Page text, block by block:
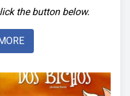
the button below.